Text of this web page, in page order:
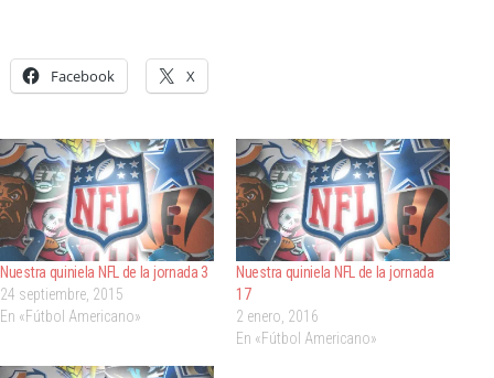
Facebook X
Nuestra quiniela NFL de la jornada 3
24 septiembre, 2015
En «Fútbol Americano»
Nuestra quiniela NFL de la jornada
17
2 enero, 2016
En «Fútbol Americano»